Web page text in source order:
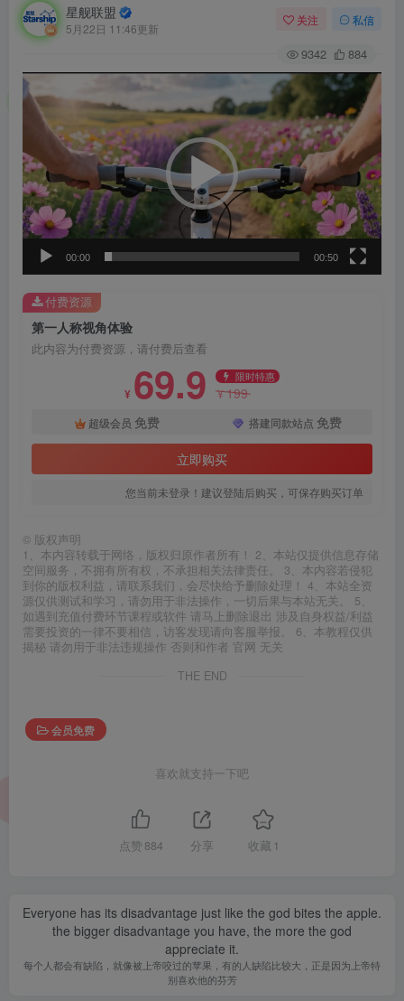
星舰联盟
5月22日 11:46更新
关注 私信
9342 884
视
放
器
00:00 00:50
第一人称视角体验
此内容为付费资源，请付费后查看
¥ 69.9 限时特惠
¥199
超级会员 免费 搭建同款站点 免费
立即购买
您当前未登录！建议登陆后购买，可保存购买订单
付费资源
© 版权声明
1、本内容转载于网络，版权归原作者所有！ 2、本站仅提供信息存储
空间服务，不拥有所有权，不承担相关法律责任。 3、本内容若侵犯
到你的版权利益，请联系我们，会尽快给予删除处理！ 4、本站全资
源仅供测试和学习，请勿用于非法操作，一切后果与本站无关。 5、
如遇到充值付费环节课程或软件 请马上删除退出 涉及自身权益/利益
需要投资的一律不要相信，访客发现请向客服举报。 6、本教程仅供
揭秘 请勿用于非法违规操作 否则和作者 官网 无关
THE END
会员免费
喜欢就支持一下吧
点赞 884 分享 收藏 1
Everyone has its disadvantage just like the god bites the apple.
the bigger disadvantage you have, the more the god
appreciate it.
每个人都会有缺陷，就像被上帝咬过的苹果，有的人缺陷比较大，正是因为上帝特
别喜欢他的芬芳